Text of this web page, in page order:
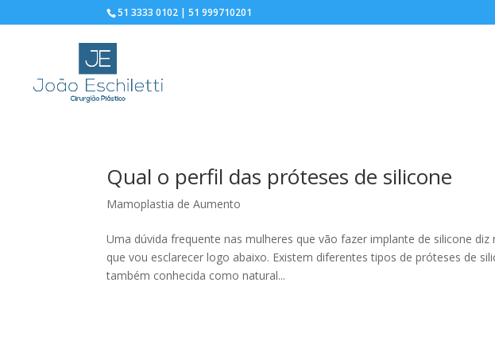
51 3333 0102 | 51 999710201
Qual o perfil das próteses de silicone
Mamoplastia de Aumento
Uma dúvida frequente nas mulheres que vão fazer implante de silicone
que vou esclarecer logo abaixo. Existem diferentes tipos de próteses de
também conhecida como natural...